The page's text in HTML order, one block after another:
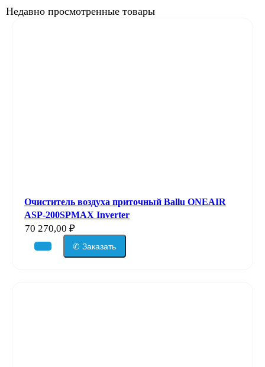
Недавно просмотренные товары
Очиститель воздуха приточный Ballu ONEAIR
ASP-200SPMAX Inverter
70 270,00 ₽
✆ Заказать